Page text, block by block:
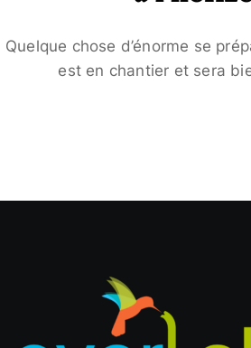
Quelque chose d’énorme se
est en chantier et sera